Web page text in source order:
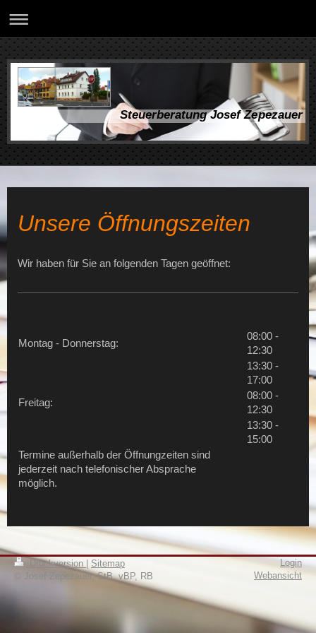
Steuerberatung Josef Zepezauer
Unsere Öffnungszeiten
Wir haben für Sie an folgenden Tagen geöffnet:
Montag - Donnerstag:
08:00 -
12:30
13:30 -
17:00
Freitag:
08:00 -
12:30
13:30 -
15:00
Termine außerhalb der Öffnungzeiten sind
jederzeit nach telefonischer Absprache
möglich.
Druckversion
Sitemap
© Josef Zepezauer, StB, vBP, RB
Login
Webansicht